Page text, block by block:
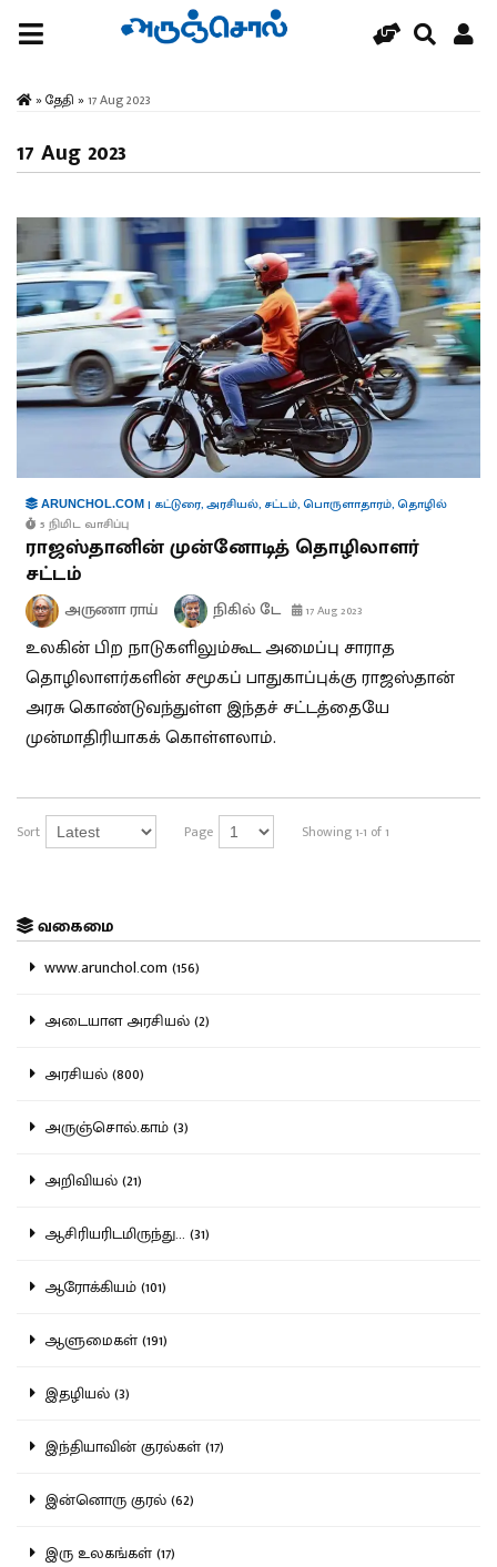
» தேதி » 17 Aug 2023
17 Aug 2023
ARUNCHOL.COM | கட்டுரை,அரசியல், சட்டம்,பொருளாதாரம்,தொழில்
5 நிமிட வாசிப்பு
ராஜஸ்தானின் முன்னோடித் தொழிலாளர்
சட்டம்
அருணா ராய் நிகில் டே 17 Aug 2023
உலகின் பிற நாடுகளிலும்கூட அமைப்பு சாராத
தொழிலாளர்களின் சமூகப் பாதுகாப்புக்கு ராஜஸ்தான்
அரசு கொண்டுவந்துள்ள இந்தச் சட்டத்தையே
முன்மாதிரியாகக் கொள்ளலாம்.
Sort Page Showing 1-1 of 1
வகைமை
www.arunchol.com (156)
அடையாள அரசியல் (2)
அரசியல் (800)
அருஞ்சொல்.காம் (3)
அறிவியல் (21)
ஆசிரியரிடமிருந்து... (31)
ஆரோக்கியம் (101)
ஆளுமைகள் (191)
இதழியல் (3)
இந்தியாவின் குரல்கள் (17)
இன்னொரு குரல் (62)
இரு உலகங்கள் (17)